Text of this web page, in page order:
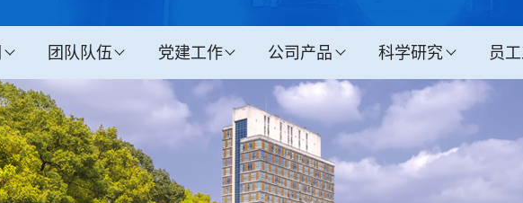
团队队伍 党建工作 公司产品 科学研究 员